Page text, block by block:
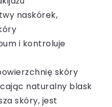
naskórek,
i kontroluje
skóry
naturalny blask
skóry, jest